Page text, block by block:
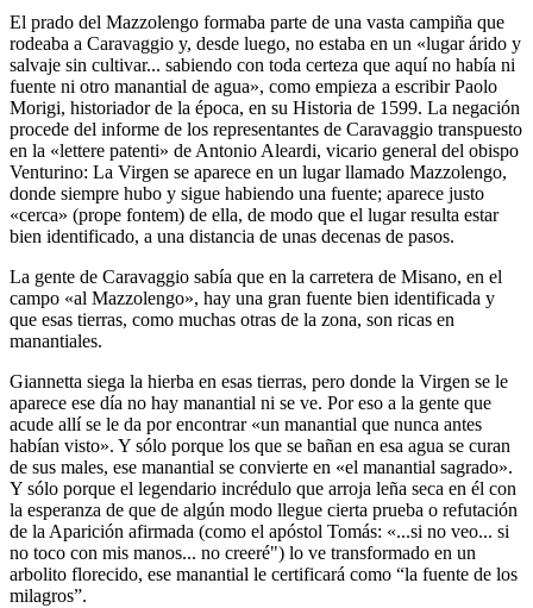
El prado del Mazzolengo formaba parte de una vasta campiña que
rodeaba a Caravaggio y, desde luego, no estaba en un «lugar árido y
salvaje sin cultivar... sabiendo con toda certeza que aquí no había ni
fuente ni otro manantial de agua», como empieza a escribir Paolo
Morigi, historiador de la época, en su Historia de 1599. La negación
procede del informe de los representantes de Caravaggio transpuesto
en la «lettere patenti» de Antonio Aleardi, vicario general del obispo
Venturino: La Virgen se aparece en un lugar llamado Mazzolengo,
donde siempre hubo y sigue habiendo una fuente; aparece justo
«cerca» (prope fontem) de ella, de modo que el lugar resulta estar
bien identificado, a una distancia de unas decenas de pasos.
La gente de Caravaggio sabía que en la carretera de Misano, en el
campo «al Mazzolengo», hay una gran fuente bien identificada y
que esas tierras, como muchas otras de la zona, son ricas en
manantiales.
Giannetta siega la hierba en esas tierras, pero donde la Virgen se le
aparece ese día no hay manantial ni se ve. Por eso a la gente que
acude allí se le da por encontrar «un manantial que nunca antes
habían visto». Y sólo porque los que se bañan en esa agua se curan
de sus males, ese manantial se convierte en «el manantial sagrado».
Y sólo porque el legendario incrédulo que arroja leña seca en él con
la esperanza de que de algún modo llegue cierta prueba o refutación
de la Aparición afirmada (como el apóstol Tomás: «...si no veo... si
no toco con mis manos... no creeré") lo ve transformado en un
arbolito florecido, ese manantial le certificará como “la fuente de los
milagros”.